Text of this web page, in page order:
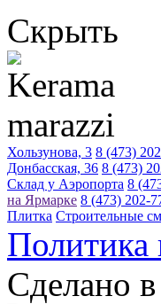
Скрыть
Хользунова, 3 8 (473)
Донбасская, 36 8 (473)
Склад у Аэропорта 8
на Ярмарке 8 (473) 202-
Плитка Строительные
Политика
Сделано в